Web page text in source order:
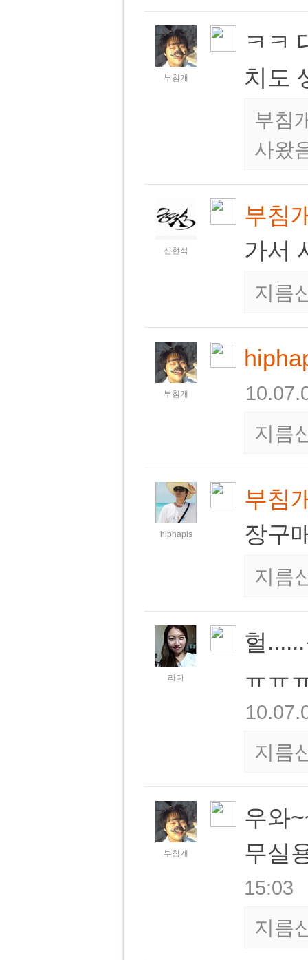
부침개
ㅋㅋ
치도
부침
사왔
신현석
부침
가서
지름
부침개
지름
hiphapis
부침
장구
지름
라다
헐
ㅠㅠ
지름
부침개
우와
무실
15:03
지름